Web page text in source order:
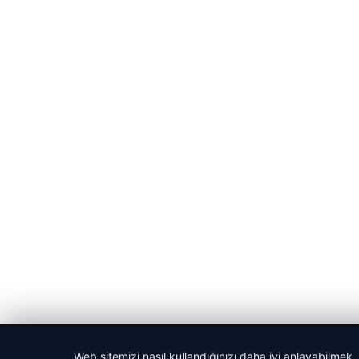
Web sitemizi nasıl kullandığınızı daha iyi